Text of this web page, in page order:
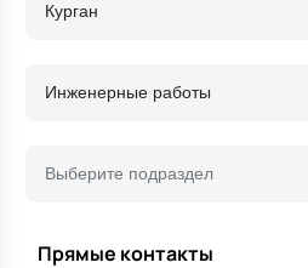
Курган
Инженерные работы
Выберите подраздел
Прямые контакты